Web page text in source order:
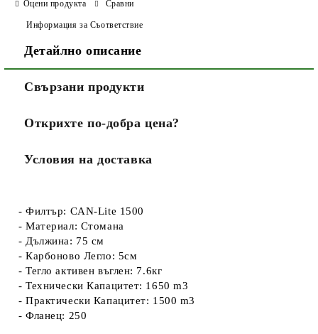
Оцени продукта Сравни
Информация за Съответствие
Детайлно описание
Свързани продукти
Открихте по-добра цена?
Условия на доставка
- Филтър: CAN-Lite 1500
- Материал: Стомана
- Дължина: 75 см
- Карбоново Легло: 5см
- Тегло активен въглен: 7.6кг
- Технически Капацитет: 1650 m3
- Практически Капацитет: 1500 m3
- Фланец: 250